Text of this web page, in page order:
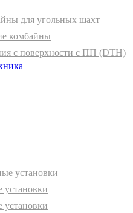
для угольных шахт
комбайны
с поверхности с ПП (DTH)
установки
установки
установки